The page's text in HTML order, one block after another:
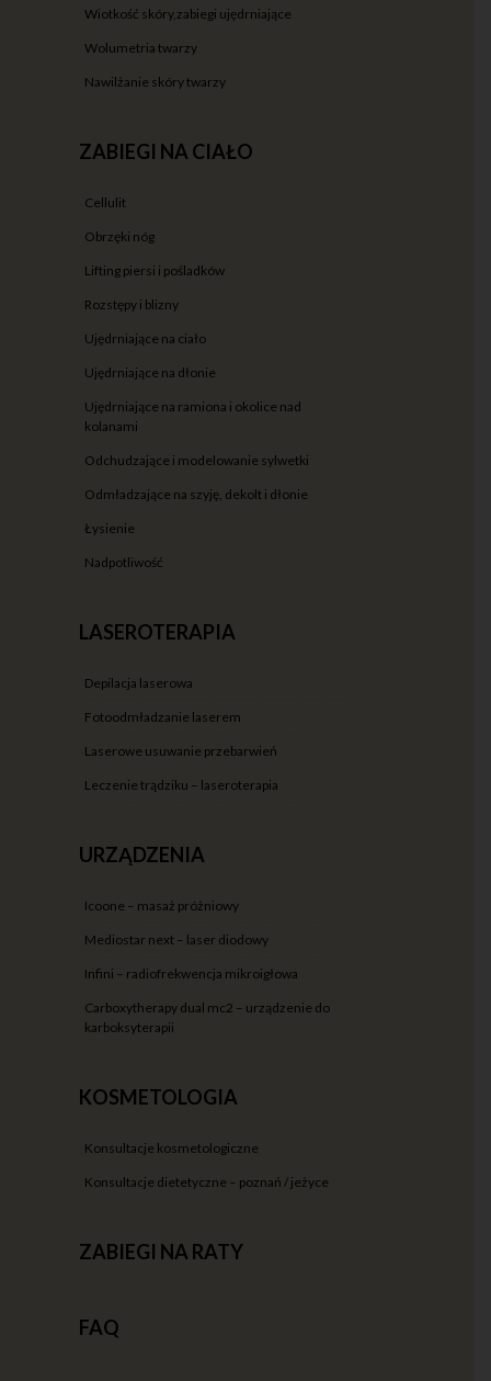
wiotkość skóry,zabiegi ujędrniające
wolumetria twarzy
nawilżanie skóry twarzy
ZABIEGI NA CIAŁO
cellulit
obrzęki nóg
lifting piersi i pośladków
rozstępy i blizny
ujędrniające na ciało
ujędrniające na dłonie
ujędrniające na ramiona i okolice nad
kolanami
odchudzające i modelowanie sylwetki
odmładzające na szyję, dekolt i dłonie
łysienie
nadpotliwość
LASEROTERAPIA
depilacja laserowa
fotoodmładzanie laserem
laserowe usuwanie przebarwień
leczenie trądziku – laseroterapia
URZĄDZENIA
icoone – masaż próżniowy
mediostar next – laser diodowy
infini – radiofrekwencja mikroigłowa
carboxytherapy dual mc2 – urządzenie do
karboksyterapii
KOSMETOLOGIA
konsultacje kosmetologiczne
konsultacje dietetyczne – poznań / jeżyce
ZABIEGI NA RATY
FAQ